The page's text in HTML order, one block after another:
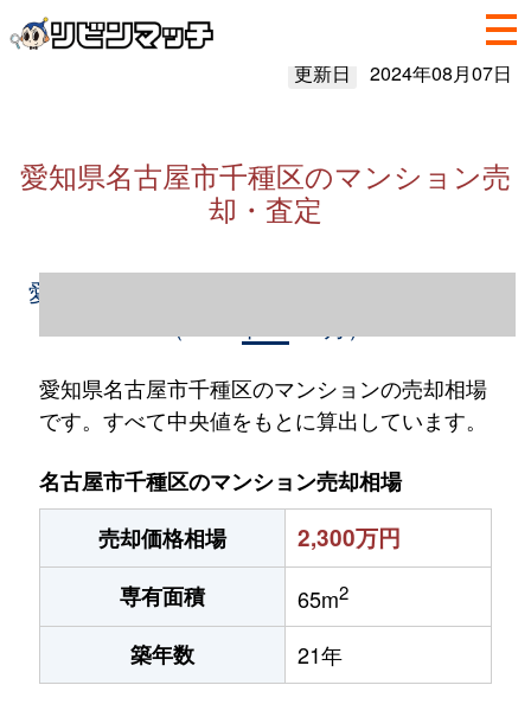
更新日 2024年08月07日
愛知県名古屋市千種区のマンション売
却・査定
愛知県名古屋市千種区のマンション売却情報
愛知県名古屋市千種区のマンションの売却相場
です。すべて中央値をもとに算出しています。
名古屋市千種区のマンション売却相場
売却価格相場
2,300万円
専有面積 65m2
築年数 21年